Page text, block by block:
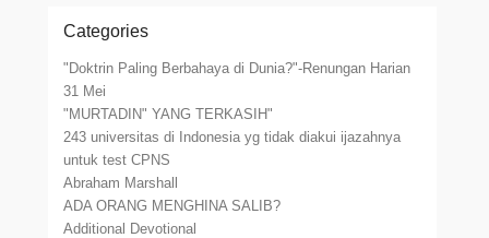
Categories
"Doktrin Paling Berbahaya di Dunia?"-Renungan Harian
31 Mei
"MURTADIN" YANG TERKASIH"
243 universitas di Indonesia yg tidak diakui ijazahnya
untuk test CPNS
Abraham Marshall
ADA ORANG MENGHINA SALIB?
Additional Devotional